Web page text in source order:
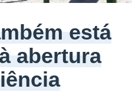
está
abertura